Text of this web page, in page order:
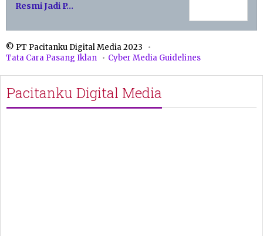
Resmi Jadi P…
© PT Pacitanku Digital Media 2023
Tata Cara Pasang Iklan
Cyber Media Guidelines
Pacitanku Digital Media